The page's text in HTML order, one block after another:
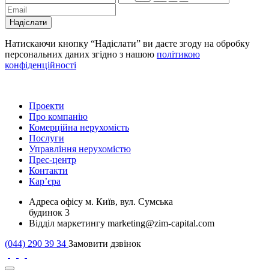
Надіслати
Натискаючи кнопку “Надіслати” ви даєте згоду на обробку
персональних даних згідно з нашою політикою
конфіденційності
Проекти
Про компанію
Комерційна нерухомість
Послуги
Управління нерухомістю
Прес-центр
Контакти
Кар’єра
Адреса офісу м. Київ, вул. Сумська
будинок 3
Відділ маркетингу marketing@zim-capital.com
(044) 290 39 34 Замовити дзвінок